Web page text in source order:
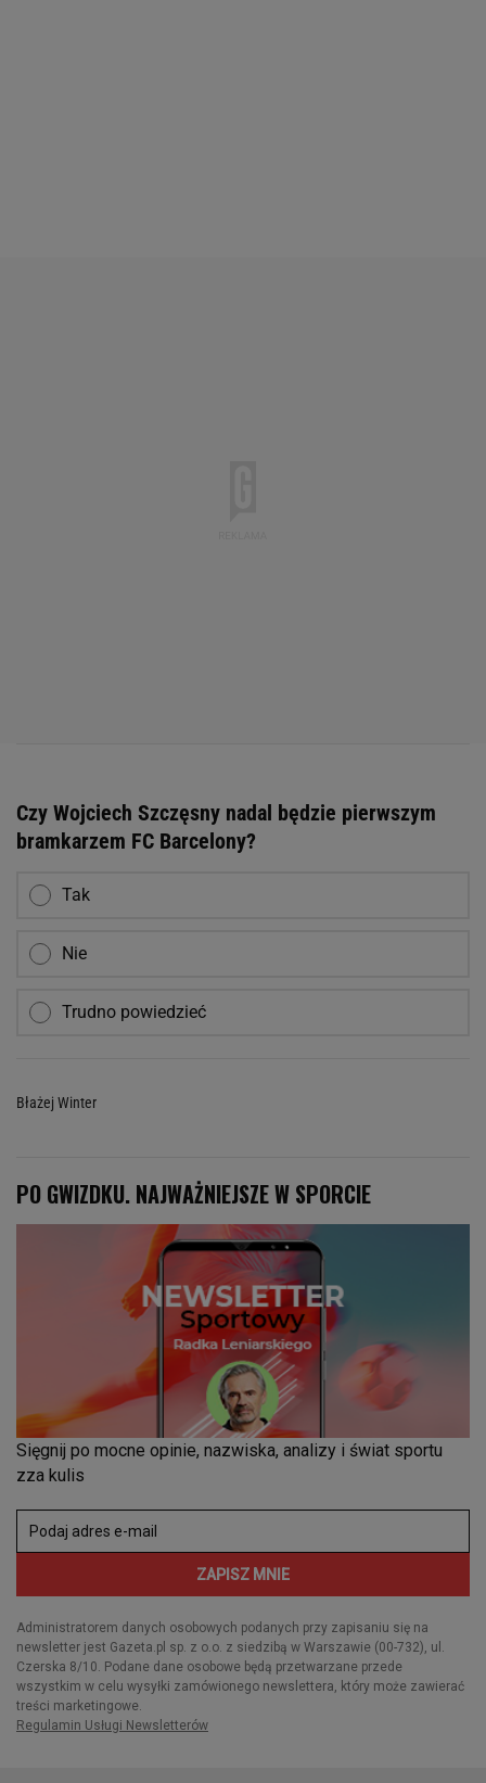
Czy Wojciech Szczęsny nadal będzie pierwszym
bramkarzem FC Barcelony?
Tak
Nie
Trudno powiedzieć
Błażej Winter